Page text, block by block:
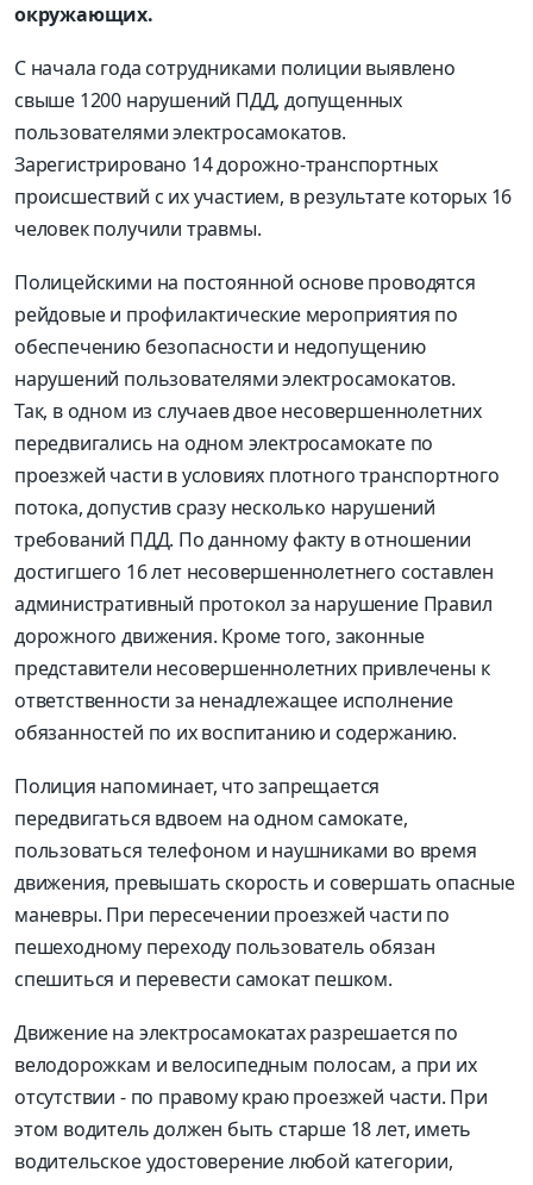
окружающих.
С начала года сотрудниками полиции выявлено
свыше 1200 нарушений ПДД, допущенных
пользователями электросамокатов.
Зарегистрировано 14 дорожно-транспортных
происшествий с их участием, в результате которых 16
человек получили травмы.
Полицейскими на постоянной основе проводятся
рейдовые и профилактические мероприятия по
обеспечению безопасности и недопущению
нарушений пользователями электросамокатов.
Так, в одном из случаев двое несовершеннолетних
передвигались на одном электросамокате по
проезжей части в условиях плотного транспортного
потока, допустив сразу несколько нарушений
требований ПДД. По данному факту в отношении
достигшего 16 лет несовершеннолетнего составлен
административный протокол за нарушение Правил
дорожного движения. Кроме того, законные
представители несовершеннолетних привлечены к
ответственности за ненадлежащее исполнение
обязанностей по их воспитанию и содержанию.
Полиция напоминает, что запрещается
передвигаться вдвоем на одном самокате,
пользоваться телефоном и наушниками во время
движения, превышать скорость и совершать опасные
маневры. При пересечении проезжей части по
пешеходному переходу пользователь обязан
спешиться и перевести самокат пешком.
Движение на электросамокатах разрешается по
велодорожкам и велосипедным полосам, а при их
отсутствии - по правому краю проезжей части. При
этом водитель должен быть старше 18 лет, иметь
водительское удостоверение любой категории,